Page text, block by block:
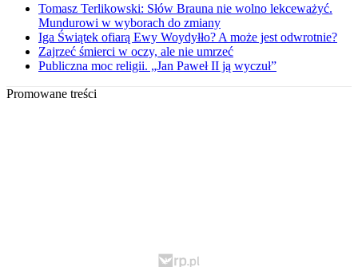
Tomasz Terlikowski: Słów Brauna nie wolno lekceważyć.
Mundurowi w wyborach do zmiany
Iga Świątek ofiarą Ewy Woydyłło? A może jest odwrotnie?
Zajrzeć śmierci w oczy, ale nie umrzeć
Publiczna moc religii. „Jan Paweł II ją wyczuł”
Promowane treści